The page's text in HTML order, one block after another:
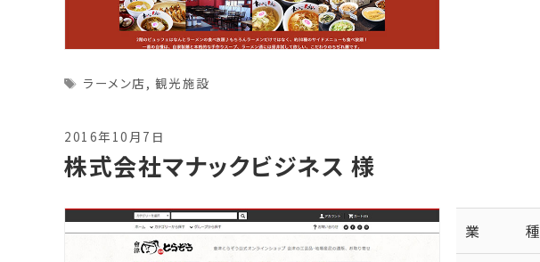
Tags
ラーメン店, 観光施設
2016年10月7日
株式会社マナックビジネス 様
業種